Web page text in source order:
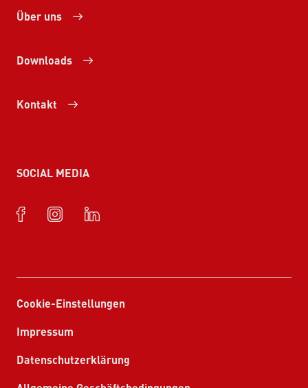
Über uns
Downloads
Kontakt
SOCIAL MEDIA
Cookie-Einstellungen
Impressum
Datenschutzerklärung